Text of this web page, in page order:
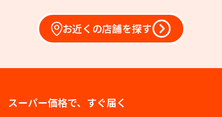
お近くの店舗を探す
スーパー価格で、すぐ届く